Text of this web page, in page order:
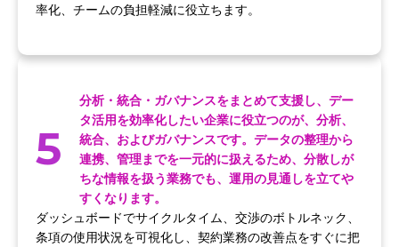
率化、チームの負担軽減に役立ちます。
5
分析・統合・ガバナンスをまとめて支援し、デー
タ活用を効率化したい企業に役立つのが、分析、
統合、およびガバナンスです。データの整理から
連携、管理までを一元的に扱えるため、分散しが
ちな情報を扱う業務でも、運用の見通しを立てや
すくなります。
ダッシュボードでサイクルタイム、交渉のボトルネック、
条項の使用状況を可視化し、契約業務の改善点をすぐに把